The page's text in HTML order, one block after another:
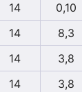
14
0,10
14
8,3
14
3,8
14
3,8